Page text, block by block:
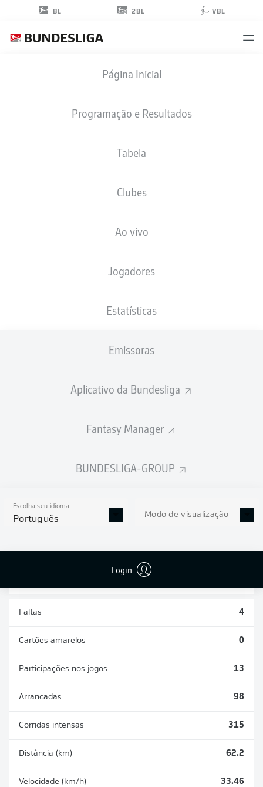
BL 2BL VBL
Página Inicial
Programação e Resultados
Tabela
Clubes
Ao vivo
Jogadores
Estatísticas
Emissoras
Aplicativo da Bundesliga
Fantasy Manager
BUNDESLIGA-GROUP
Escolha seu idioma
Português Modo de visualização
Login
ESTATÍSTICAS DA
TEMPORADA 2020/2021
Faltas 4
Cartões amarelos 0
Participações nos jogos 13
Arrancadas 98
Corridas intensas 315
Distância (km) 62.2
Velocidade (km/h) 33.46